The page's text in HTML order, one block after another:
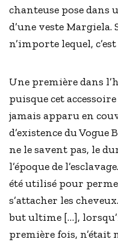
chanteuse pose
d’une veste
n’importe lequel,
Une première dans
puisque cet
jamais apparu en
d’existence du
ne le savent pas, le
l’époque de
été utilisé pour
s’attacher les
but ultime […],
première fois, n’était